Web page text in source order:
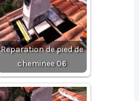
Reparation de pied de
cheminee 06